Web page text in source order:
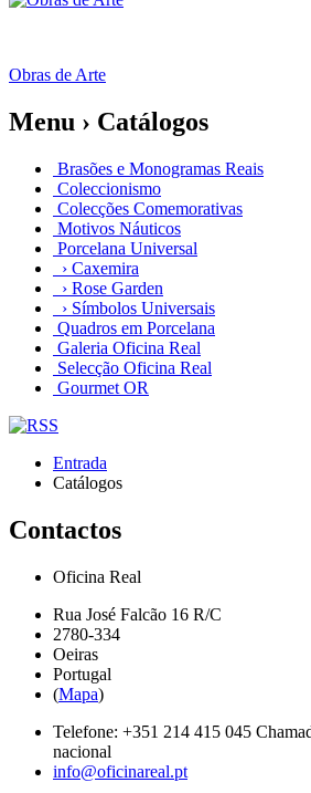
Obras de Arte
Menu › Catálogos
Brasões e Monogramas Reais
Coleccionismo
Colecções Comemorativas
Motivos Náuticos
Porcelana Universal
› Caxemira
› Rose Garden
› Símbolos Universais
Quadros em Porcelana
Galeria Oficina Real
Selecção Oficina Real
Gourmet OR
Entrada
Catálogos
Contactos
Oficina Real
Rua José Falcão 16 R/C
2780-334
Oeiras
Portugal
(Mapa)
Telefone: +351 214 415 045
nacional
info@oficinareal.pt